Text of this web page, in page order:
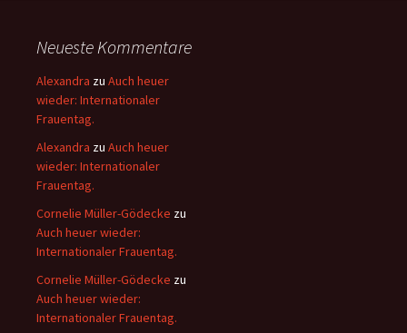
Neueste Kommentare
Alexandra zu Auch heuer
wieder: Internationaler
Frauentag.
Alexandra zu Auch heuer
wieder: Internationaler
Frauentag.
Cornelie Müller-Gödecke zu
Auch heuer wieder:
Internationaler Frauentag.
Cornelie Müller-Gödecke zu
Auch heuer wieder:
Internationaler Frauentag.